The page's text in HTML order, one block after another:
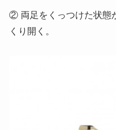
② 両足をくっつけた状態
くり開く。